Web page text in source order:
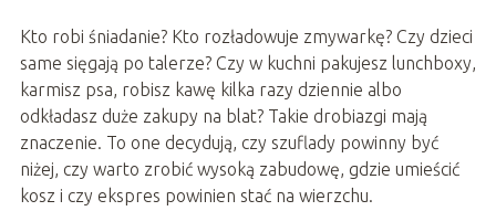
Kto robi śniadanie? Kto rozładowuje zmywarkę? Czy dzieci
same sięgają po talerze? Czy w kuchni pakujesz lunchboxy,
karmisz psa, robisz kawę kilka razy dziennie albo
odkładasz duże zakupy na blat? Takie drobiazgi mają
znaczenie. To one decydują, czy szuflady powinny być
niżej, czy warto zrobić wysoką zabudowę, gdzie umieścić
kosz i czy ekspres powinien stać na wierzchu.